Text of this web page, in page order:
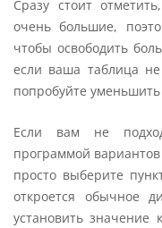
Сразу стоит
очень большие,
чтобы освободить
если ваша таблица
попробуйте
Если вам не
программой
просто выберите
откроется обычное
установить